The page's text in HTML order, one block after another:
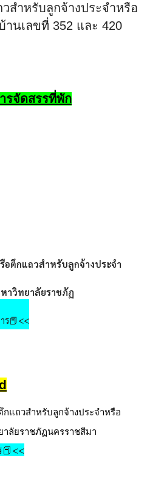
สำหรับลูกจ้างประจำหรือ
านเลขที่ 352 และ 420
รจัดสรรที่พัก
ตึกแถวสำหรับลูกจ้างประจำ
าวิทยาลัยราชภัฏ
ร📕<<
แถวสำหรับลูกจ้างประจำหรือ
ลัยราชภัฏนครราชสีมา
📕<<